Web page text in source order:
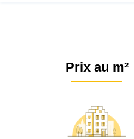
Prix au m²